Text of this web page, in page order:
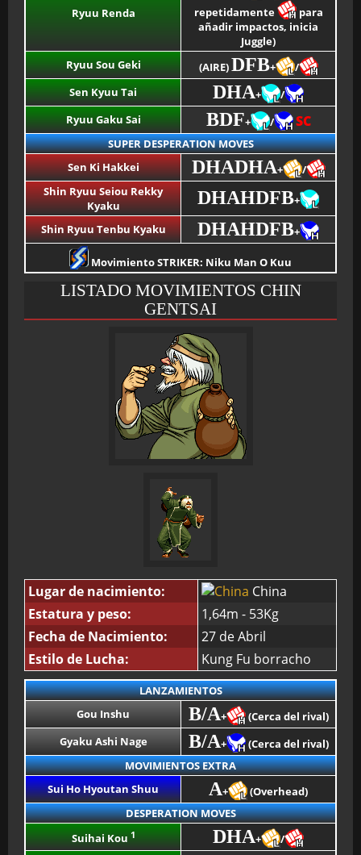
Ryuu Renda
repetidamente
para
añadir impactos, inicia
Juggle)
Ryuu Sou Geki
(AIRE)DFB+
/
Sen Kyuu Tai
DHA+
/
Ryuu Gaku Sai
BDF+ / SC
SUPER DESPERATION MOVES
Sen Ki Hakkei
DHADHA+
/
Shin Ryuu Seiou Rekky
Kyaku
DHAHDFB+
Shin Ryuu Tenbu Kyaku
DHAHDFB+
Movimiento STRIKER: Niku Man O Kuu
LISTADO MOVIMIENTOS CHIN
GENTSAI
Lugar de nacimiento:
China
Estatura y peso:
1,64m - 53Kg
Fecha de Nacimiento:
27 de Abril
Estilo de Lucha:
Kung Fu borracho
LANZAMIENTOS
Gou Inshu
B/A+
(Cerca del rival)
Gyaku Ashi Nage
B/A+
(Cerca del rival)
MOVIMIENTOS EXTRA
Sui Ho Hyoutan Shuu
A+
(Overhead)
DESPERATION MOVES
Suihai Kou1 DHA+
/